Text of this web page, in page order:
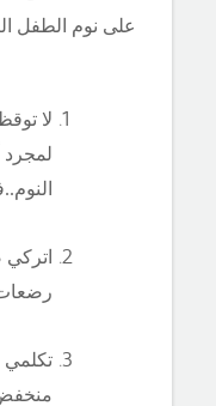
على نوم الطفل
لا
لمجرد
رضعات